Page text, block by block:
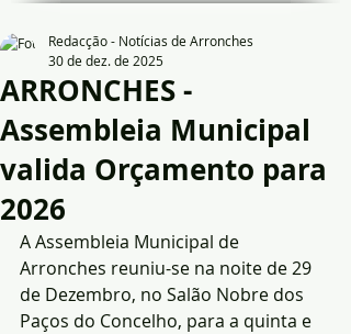
ARRONCHES -
Assembleia Municipal
valida Orçamento para
2026
Redacção - Notícias de Arronches
30 de dez. de 2025
A Assembleia Municipal de
Arronches reuniu-se na noite de 29
de Dezembro, no Salão Nobre dos
Paços do Concelho, para a quinta e